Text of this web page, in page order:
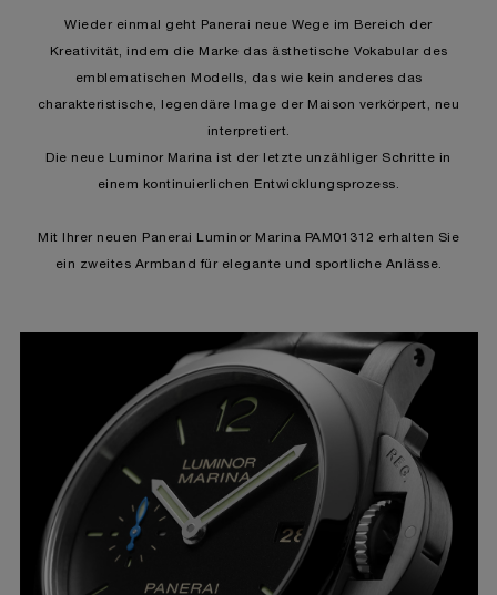
Wieder einmal geht Panerai neue Wege im Bereich der
Kreativität, indem die Marke das ästhetische Vokabular des
emblematischen Modells, das wie kein anderes das
charakteristische, legendäre Image der Maison verkörpert, neu
interpretiert.
Die neue Luminor Marina ist der letzte unzähliger Schritte in
einem kontinuierlichen Entwicklungsprozess.
Mit Ihrer neuen Panerai Luminor Marina PAM01312 erhalten Sie
ein zweites Armband für elegante und sportliche Anlässe.